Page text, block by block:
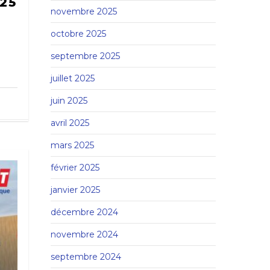
novembre 2025
octobre 2025
septembre 2025
juillet 2025
juin 2025
avril 2025
mars 2025
février 2025
janvier 2025
décembre 2024
novembre 2024
septembre 2024